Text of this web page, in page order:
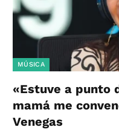
MÚSICA
«Estuve a punto
mamá me
Venegas